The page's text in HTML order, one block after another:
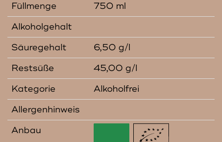
Füllmenge
750 ml
Alkoholgehalt
Säuregehalt
6,50 g/l
Restsüße
45,00 g/l
Kategorie
Alkoholfrei
Allergenhinweis
Anbau